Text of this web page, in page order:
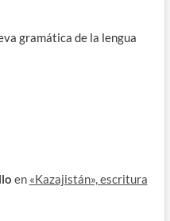
gramática de la lengua
en «Kazajistán», escritura